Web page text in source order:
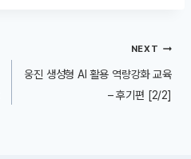
NEXT
웅진 생성형 AI 활용 역량강화 교육
– 후기편 [2/2]